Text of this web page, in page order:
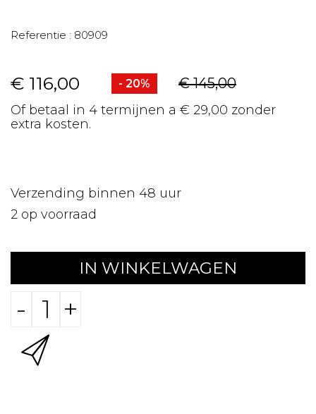
Referentie : 80909
€ 116,00 - 20% € 145,00
Of betaal in 4 termijnen a € 29,00 zonder
extra kosten.
Verzending binnen 48 uur
2 op voorraad
IN WINKELWAGEN
- +